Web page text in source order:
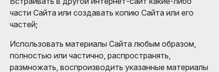
части Сайта или создавать копию Сайта или его
частей;
Использовать материалы Сайта любым образом,
полностью или частично, распространять,
размножать, воспроизводить указанные материалы